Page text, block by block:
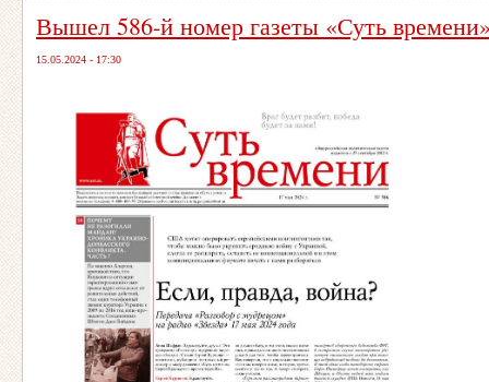
Вышел 586-й номер газеты «Суть
15.05.2024 - 17:30